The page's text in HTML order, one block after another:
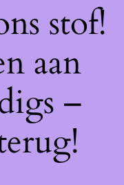
stof!
aan
–